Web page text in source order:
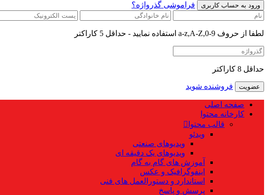
فراموشی گذرواژه؟
لطفا از حروف a-z,A-Z,0-9 استفاده نمایید - حداقل 5 کاراکتر
حداقل 8 کاراکتر
فروشنده شوید
صفحه اصلی
کارخانه محتوا
قالب محتوا
ویدئو
ویدیوهای صنعتی
ویدیوهای یک دقیقه ای
آموزش های گام به گام
اینفوگرافیک و عکس
استاندارد و دستورالعمل های فنی
پرسش و پاسخ